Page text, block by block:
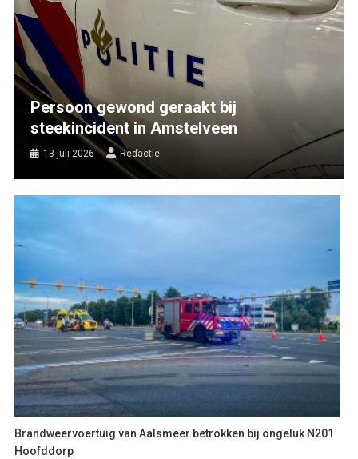
Persoon gewond geraakt bij
steekincident in Amstelveen
13 juli 2026 Redactie
Brandweervoertuig van Aalsmeer betrokken bij ongeluk N201
Hoofddorp